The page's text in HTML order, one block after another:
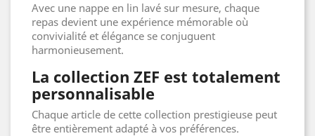
Avec une nappe en lin lavé sur mesure, chaque
repas devient une expérience mémorable où
convivialité et élégance se conjuguent
harmonieusement.
La collection ZEF est totalement
personnalisable
Chaque article de cette collection prestigieuse peut
être entièrement adapté à vos préférences.